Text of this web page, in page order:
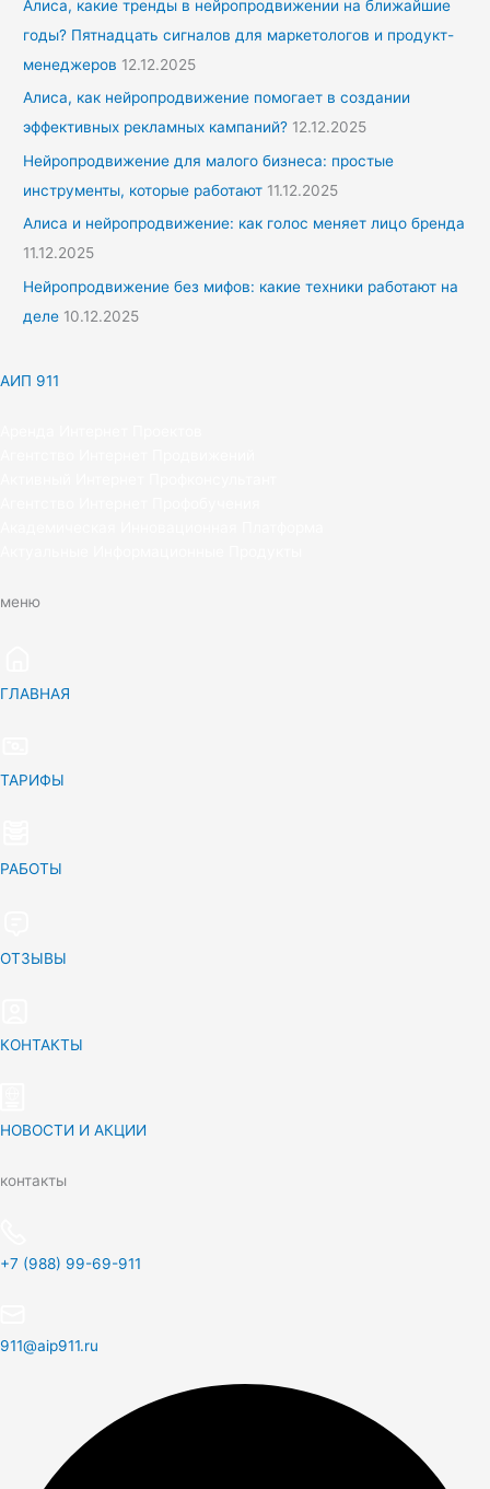
Алиса, какие тренды в нейропродвижении на ближайшие
годы? Пятнадцать сигналов для маркетологов и продукт-
менеджеров 12.12.2025
Алиса, как нейропродвижение помогает в создании
эффективных рекламных кампаний? 12.12.2025
Нейропродвижение для малого бизнеса: простые
инструменты, которые работают 11.12.2025
Алиса и нейропродвижение: как голос меняет лицо бренда
11.12.2025
Нейропродвижение без мифов: какие техники работают на
деле 10.12.2025
АИП 911
меню
ГЛАВНАЯ
ТАРИФЫ
РАБОТЫ
ОТЗЫВЫ
КОНТАКТЫ
НОВОСТИ И АКЦИИ
контакты
+7 (988) 99-69-911
911@aip911.ru